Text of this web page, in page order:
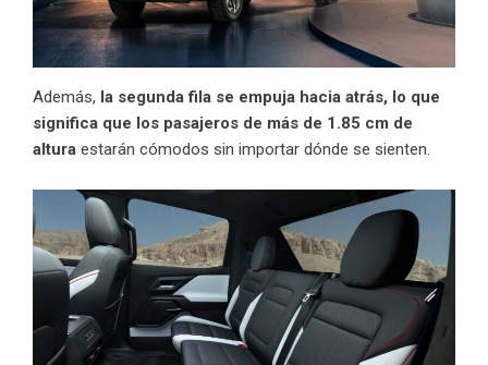
Además, la segunda fila se empuja hacia atrás, lo que
significa que los pasajeros de más de 1.85 cm de
altura estarán cómodos sin importar dónde se sienten.